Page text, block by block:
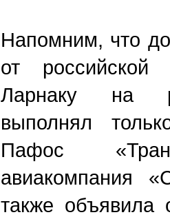
Напомним, что
от
Ларнаку на
выполнял
Пафос
авиакомпания
также объявила